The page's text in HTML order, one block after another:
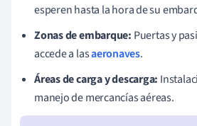
esperen hasta la hora de su
Zonas de embarque: Puertas y
accede a lasaeronaves.
Áreas de carga y descarga:
manejo de mercancías aéreas.